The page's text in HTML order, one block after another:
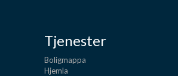
Tjenester
Boligmappa
Hjemla